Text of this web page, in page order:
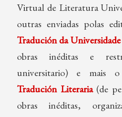
Virtual de Literatura
outras enviadas polas
Tradución da
obras inéditas e
universitario) e mais o
Tradución Literaria (de
obras inéditas,